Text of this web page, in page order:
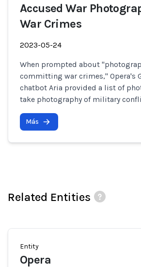
Accused War
War Crimes
2023-05-24
When prompted about
committing war crimes," Opera's
chatbot Aria provided a list of
take photography of military
Más
Related Entities
Entity
Opera